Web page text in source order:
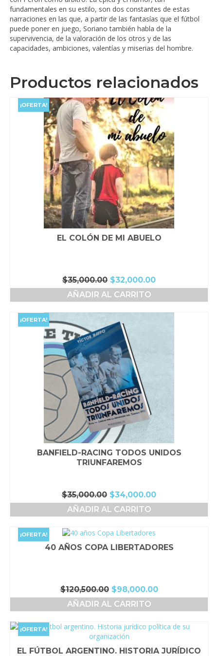
fundamentales en su estilo, son dos constantes de estas
narraciones en las que, a partir de las fantasías que el fútbol
puede poner en juego, Soriano también habla de la
supervivencia, de la valoración de los otros y de las
capacidades, ambiciones, valentías y miserias del hombre.
Productos relacionados
¡OFERTA!
EL COLÓN DE MI ABUELO
$35,000.00 El
precio
original
$35,000.00.
$32,000.00El
precio
AÑADIR AL CARRITO
¡OFERTA!
BANFIELD-RACING TODOS UNIDOS
TRIUNFAREMOS
$35,000.00 El
precio
original
$35,000.00.
$34,000.00El
precio
AÑADIR AL CARRITO
¡OFERTA!
40 AÑOS COPA LIBERTADORES
$120,500.00 El
precio
original
$120,500.00.
$98,000.00El
precio
$98,000.00.
AÑADIR AL CARRITO
¡OFERTA!
EL FÚTBOL ARGENTINO. HISTORIA JURÍDICO